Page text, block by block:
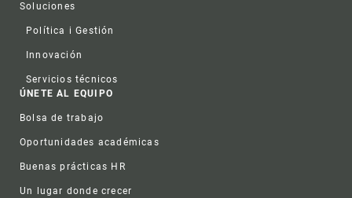
Soluciones
Política i Gestión
Innovación
Servicios técnicos
ÚNETE AL EQUIPO
Bolsa de trabajo
Oportunidades académicas
Buenas prácticas HR
Un lugar donde crecer